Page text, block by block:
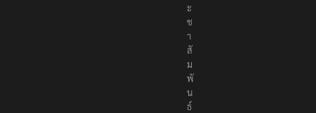
ร
ะ
ช
า
สั
ม
พั
น